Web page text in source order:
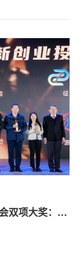
青澜生物斩获“科创中国”创新创业投资大会双项大奖：生物医药TOP5与大会TOP10，展现卓越产业创新实力